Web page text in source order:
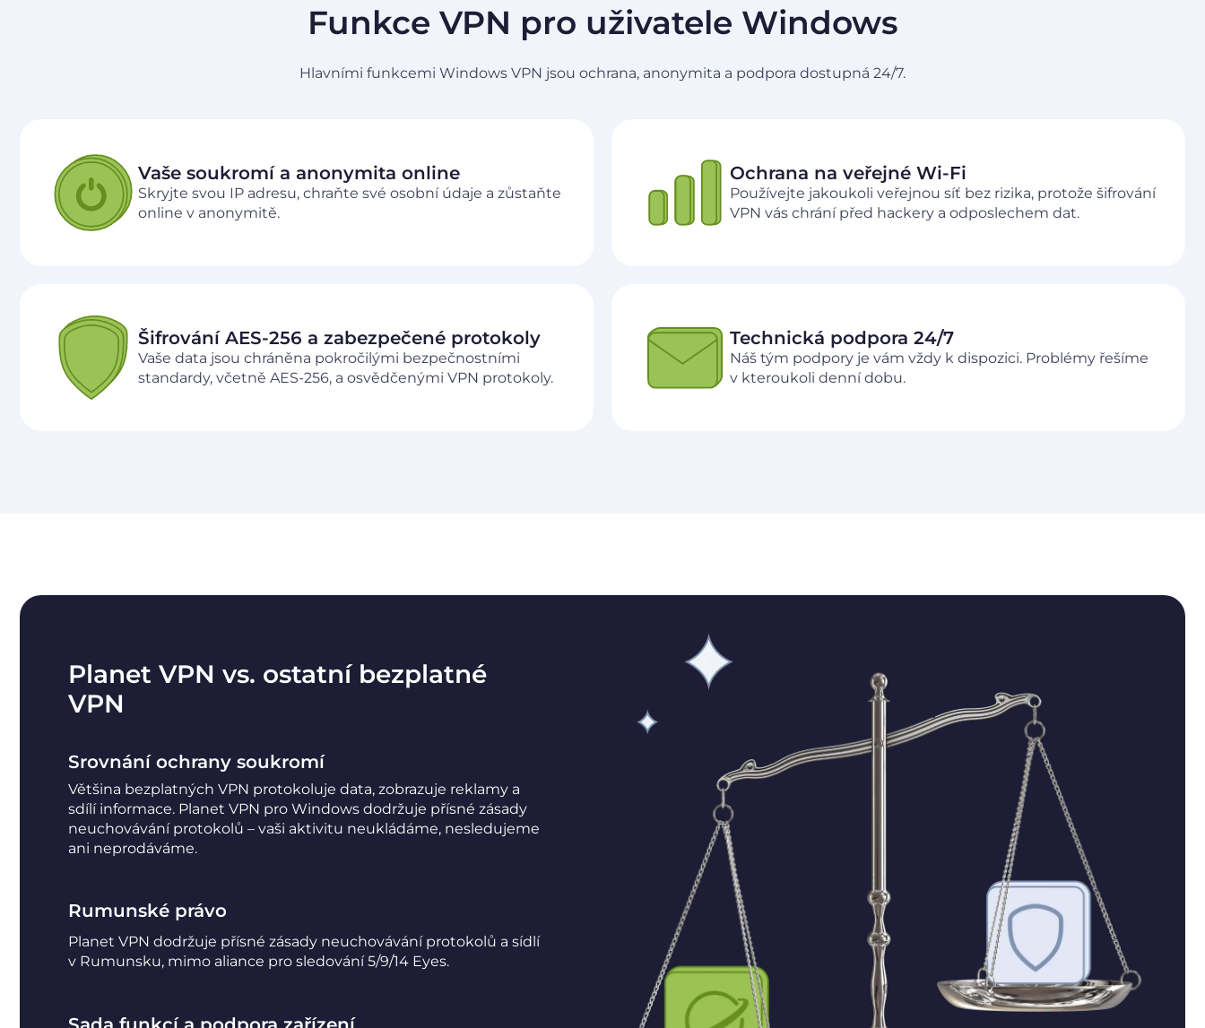
Funkce VPN pro uživatele Windows
Hlavními funkcemi Windows VPN jsou ochrana, anonymita a podpora dostupná 24/7.
Vaše soukromí a anonymita online
Skryjte svou IP adresu, chraňte své osobní údaje a zůstaňte
online v anonymitě.
Ochrana na veřejné Wi-Fi
Používejte jakoukoli veřejnou síť bez rizika, protože šifrování
VPN vás chrání před hackery a odposlechem dat.
Šifrování AES‑256 a zabezpečené protokoly
Vaše data jsou chráněna pokročilými bezpečnostními
standardy, včetně AES-256, a osvědčenými VPN protokoly.
Technická podpora 24/7
Náš tým podpory je vám vždy k dispozici. Problémy řešíme
v kteroukoli denní dobu.
Planet VPN vs. ostatní bezplatné
VPN
Srovnání ochrany soukromí
Většina bezplatných VPN protokoluje data, zobrazuje reklamy a
sdílí informace. Planet VPN pro Windows dodržuje přísné zásady
neuchovávání protokolů – vaši aktivitu neukládáme, nesledujeme
ani neprodáváme.
Rumunské právo
Planet VPN dodržuje přísné zásady neuchovávání protokolů a sídlí
v Rumunsku, mimo aliance pro sledování 5/9/14 Eyes.